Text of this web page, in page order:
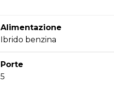
Alimentazione
Ibrido benzina
Porte
5